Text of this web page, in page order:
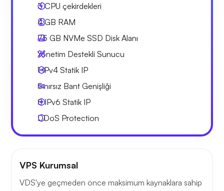
3CPU çekirdekleri
4 GB RAM
75 GB NVMe SSD Disk Alanı
Yönetim Destekli Sunucu
1 IPv4 Statik IP
Sınırsız Bant Genişliği
8 IPv6 Statik IP
DDoS Protection
VPS Kurumsal
VDS'ye geçmeden önce maksimum kaynaklara sahip